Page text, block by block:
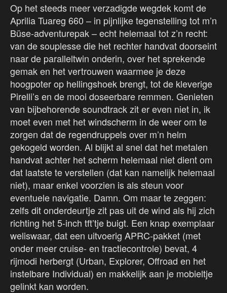
Op het steeds meer verzadigde wegdek komt de
Aprilia Tuareg 660 – in pijnlijke tegenstelling tot m’n
Büse-adventurepak – echt helemaal tot z’n recht:
van de souplesse die het rechter handvat doorseint
naar de paralleltwin onderin, over het sprekende
gemak en het vertrouwen waarmee je deze
hoogpoter op hellingshoek brengt, tot de kleverige
Pirelli’s en de mooi doseerbare remmen. Genieten
van bijbehorende soundtrack zit er even niet in, ik
moet even met het windscherm in de weer om te
zorgen dat de regendruppels over m’n helm
gekogeld worden. Al blijkt al snel dat het metalen
handvat achter het scherm helemaal niet dient om
dat laatste te verstellen (dat kan namelijk helemaal
niet), maar enkel voorzien is als steun voor
eventuele navigatie. Damn. Om maar te zeggen:
zelfs dit onderdeurtje zit pas uit de wind als hij zich
richting het 5-inch tft’tje buigt. Een knap exemplaar
weliswaar, dat een uitvoerig APRC-pakket (met
onder meer cruise- en tractiecontrole) bevat, 4
rijmodi herbergt (Urban, Explorer, Offroad en het
instelbare Individual) en makkelijk aan je mobieltje
gelinkt kan worden.